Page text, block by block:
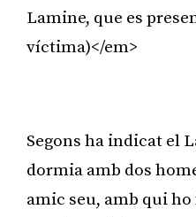
Lamine, que es
víctima)</em>
Segons ha indicat el
dormia amb dos
amic seu, amb qui